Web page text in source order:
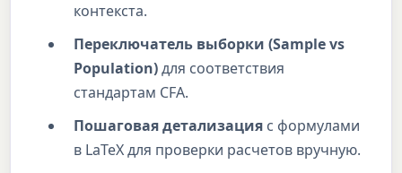
контекста.
Переключатель выборки (Sample vs
Population)для соответствия
стандартам CFA.
Пошаговая детализация с формулами
в LaTeX для проверки расчетов вручную.